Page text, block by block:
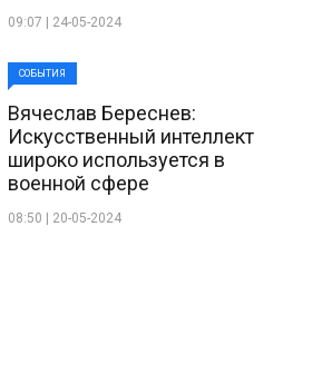
09:07 | 24-05-2024
СОБЫТИЯ
Вячеслав Береснев:
Искусственный интеллект
широко используется в
военной сфере
08:50 | 20-05-2024